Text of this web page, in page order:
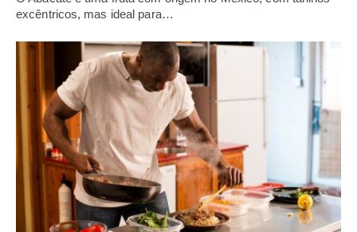
excêntricos, mas ideal para…